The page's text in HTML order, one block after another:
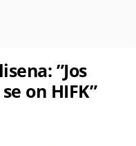
”Jos
on HIFK”